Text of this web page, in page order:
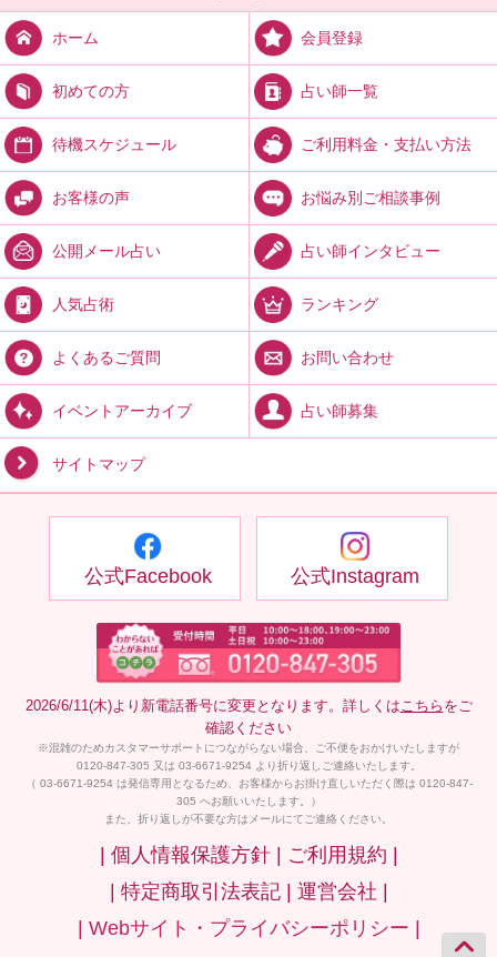
ホーム 会員登録
初めての方 占い師一覧
待機スケジュール ご利用料金・支払い方法
お客様の声 お悩み別ご相談事例
公開メール占い 占い師インタビュー
人気占術 ランキング
よくあるご質問 お問い合わせ
イベントアーカイブ 占い師募集
サイトマップ
公式Facebook 公式Instagram
2026/6/11(木)より新電話番号に変更となります。詳しくは こちら をご
確認ください
※混雑のためカスタマーサポートにつながらない場合、ご不便をおかけいたしますが
0120-847-305 又は 03-6671-9254 より折り返しご連絡いたします。
（ 03-6671-9254 は発信専用となるため、お客様からお掛け直しいただく際は 0120-847-
305 へお願いいたします。）
また、折り返しが不要な方はメールにてご連絡ください。
| 個人情報保護方針 | ご利用規約 |
| 特定商取引法表記 | 運営会社 |
| Webサイト・プライバシーポリシー |